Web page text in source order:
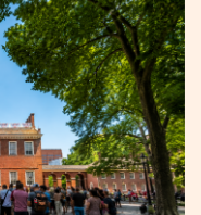
ҮНДЭСНИЙ
МЭДЭЭЛЛИЙН
ТӨВ
ВИДЕО
ZUUNII
MEDEE
WEEKLY